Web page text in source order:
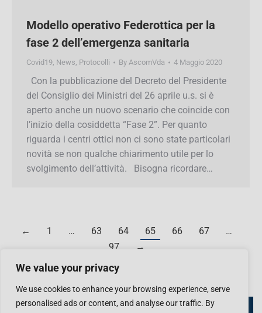
We value your privacy
We use cookies to enhance your browsing experience, serve
personalised ads or content, and analyse our traffic. By
Modello operativo Federottica per la
fase 2 dell’emergenza sanitaria
Covid19, News, Protocolli By AscomVda 4 Maggio 2020
Con la pubblicazione del Decreto del Presidente
del Consiglio dei Ministri del 26 aprile u.s. si è
aperto anche un nuovo scenario che coincide
con l’inizio della cosiddetta “Fase 2”. Per quanto
riguarda i centri ottici non ci sono state
particolari novità se non qualche chiarimento
utile per lo svolgimento dell’attività. Bisogna
64